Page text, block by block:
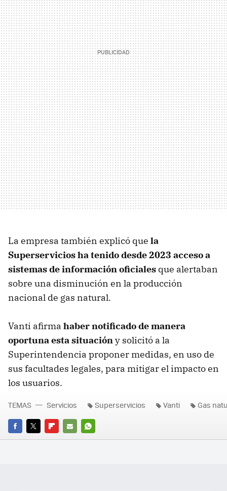
La empresa también explicó que la
Superservicios ha tenido desde 2023 acceso a
sistemas de información oficiales que alertaban
sobre una disminución en la producción
nacional de gas natural.
Vanti afirma haber notificado de manera
oportuna esta situacióny solicitó a la
Superintendencia proponer medidas, en uso de
sus facultades legales, para mitigar el impacto en
los usuarios.
FACEBOOK
TWITTERFLIPBOARD
E-
WHATSAPP
TEMAS Servicios Superservicios Vanti Gas